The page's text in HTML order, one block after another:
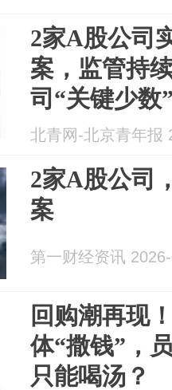
2家A股公司
案，监管持
司“关键少数
北青网-北京青年报
2家A股公司
案
第一财经资讯
回购潮再现
体“撒钱”，
只能喝汤？